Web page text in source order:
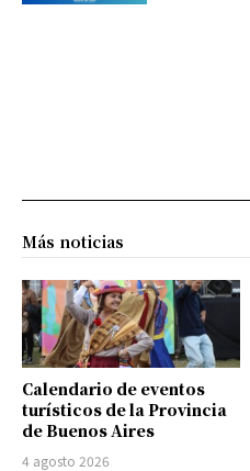
Más noticias
Calendario de eventos
turísticos de la Provincia
de Buenos Aires
4 agosto 2026